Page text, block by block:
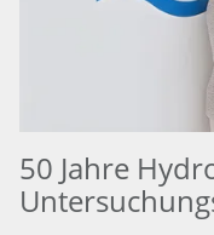
50 Jahre